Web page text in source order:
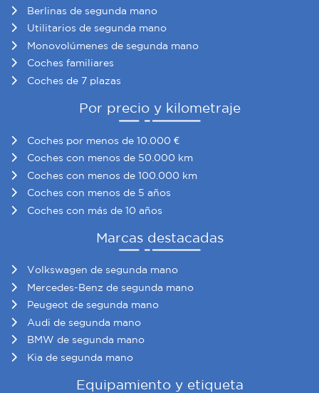
Berlinas de segunda mano
Utilitarios de segunda mano
Monovolúmenes de segunda mano
Coches familiares
Coches de 7 plazas
Por precio y kilometraje
Coches por menos de 10.000 €
Coches con menos de 50.000 km
Coches con menos de 100.000 km
Coches con menos de 5 años
Coches con más de 10 años
Marcas destacadas
Volkswagen de segunda mano
Mercedes-Benz de segunda mano
Peugeot de segunda mano
Audi de segunda mano
BMW de segunda mano
Kia de segunda mano
Equipamiento y etiqueta